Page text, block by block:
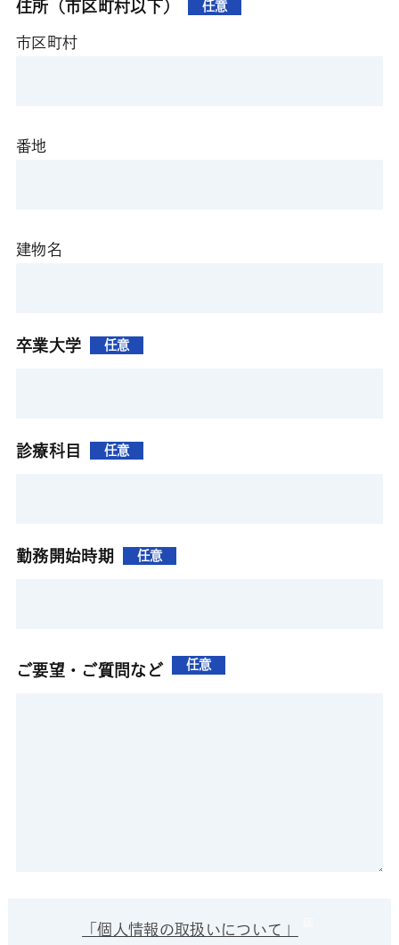
住所（市区町村以下） 任意
市区町村
番地
建物名
卒業大学 任意
診療科目 任意
勤務開始時期 任意
ご要望・ご質問など 任意
「個人情報の取扱いについて」